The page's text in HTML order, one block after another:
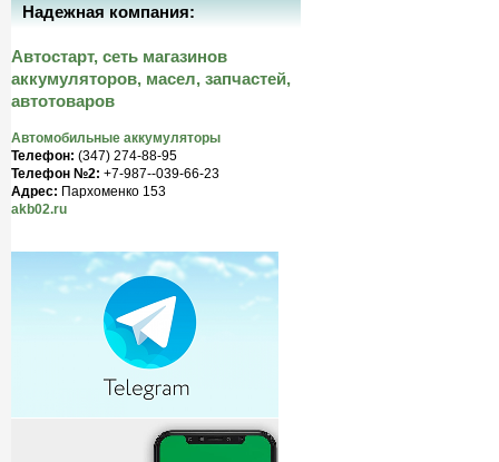
Надежная компания:
Автостарт, сеть магазинов
аккумуляторов, масел, запчастей,
автотоваров
Автомобильные аккумуляторы
Телефон: (347) 274-88-95
Телефон №2: +7-987--039-66-23
Адрес: Пархоменко 153
akb02.ru